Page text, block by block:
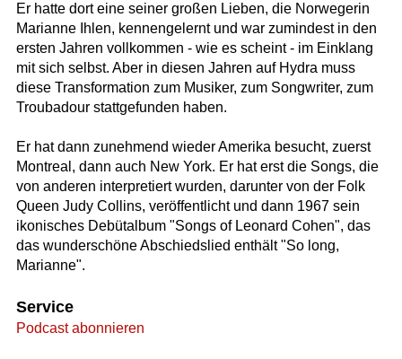
Er hatte dort eine seiner großen Lieben, die Norwegerin
Marianne Ihlen, kennengelernt und war zumindest in den
ersten Jahren vollkommen - wie es scheint - im Einklang
mit sich selbst. Aber in diesen Jahren auf Hydra muss
diese Transformation zum Musiker, zum Songwriter, zum
Troubadour stattgefunden haben.
Er hat dann zunehmend wieder Amerika besucht, zuerst
Montreal, dann auch New York. Er hat erst die Songs, die
von anderen interpretiert wurden, darunter von der Folk
Queen Judy Collins, veröffentlicht und dann 1967 sein
ikonisches Debütalbum "Songs of Leonard Cohen", das
das wunderschöne Abschiedslied enthält "So long,
Marianne".
Service
Podcast abonnieren